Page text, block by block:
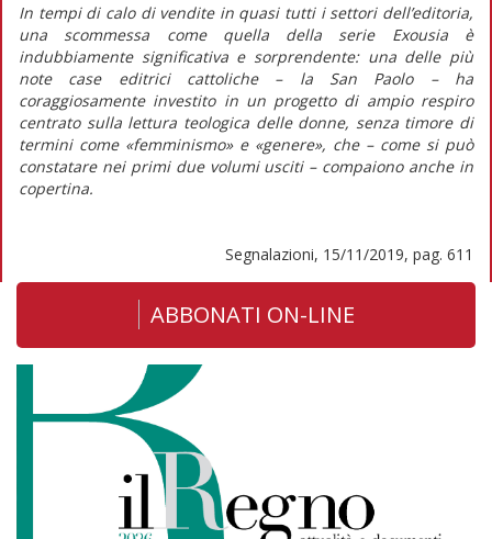
In tempi di calo di vendite in quasi tutti i settori dell’editoria,
una scommessa come quella della serie Exousiaè
indubbiamente significativa e sorprendente: una delle più
note case editrici cattoliche – la San Paolo – ha
coraggiosamente investito in un progetto di ampio respiro
centrato sulla lettura teologica delle donne, senza timore di
termini come «femminismo» e «genere», che – come si può
constatare nei primi due volumi usciti – compaiono anche in
copertina.
Segnalazioni, 15/11/2019, pag. 611
ABBONATI ON-LINE